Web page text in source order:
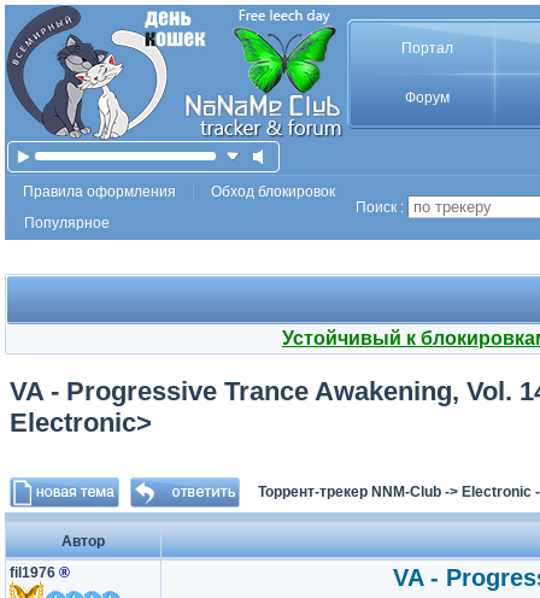
Портал
Форум
Правила оформления
Обход блокировок
Популярное
Поиск :
Устойчивый к
VA - Progressive Trance Awakening, Vol.
Electronic>
Торрент-трекер NNM-Club -> Electronic
Автор
fil1976 ® VA -